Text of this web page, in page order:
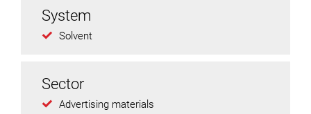
System
Solvent
Sector
Advertising materials